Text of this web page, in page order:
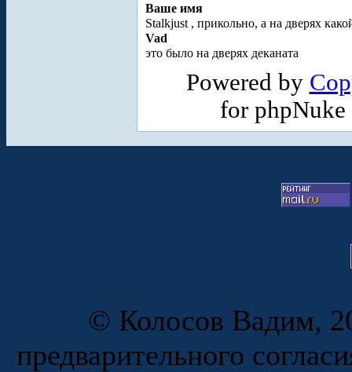
Ваше имя
Stalkjust , прикольно, а на дверях
Vad
это было на дверях деканата
Powered by
for
© Колосов Вадим,
предварительного